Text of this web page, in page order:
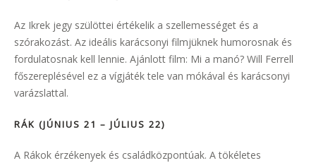
Az Ikrek jegy szülöttei értékelik a szellemességet és a
szórakozást. Az ideális karácsonyi filmjüknek humorosnak és
fordulatosnak kell lennie. Ajánlott film: Mi a manó? Will Ferrell
főszereplésével ez a vígjáték tele van mókával és karácsonyi
varázslattal.
RÁK (JÚNIUS 21 – JÚLIUS 22)
A Rákok érzékenyek és családközpontúak. A tökéletes